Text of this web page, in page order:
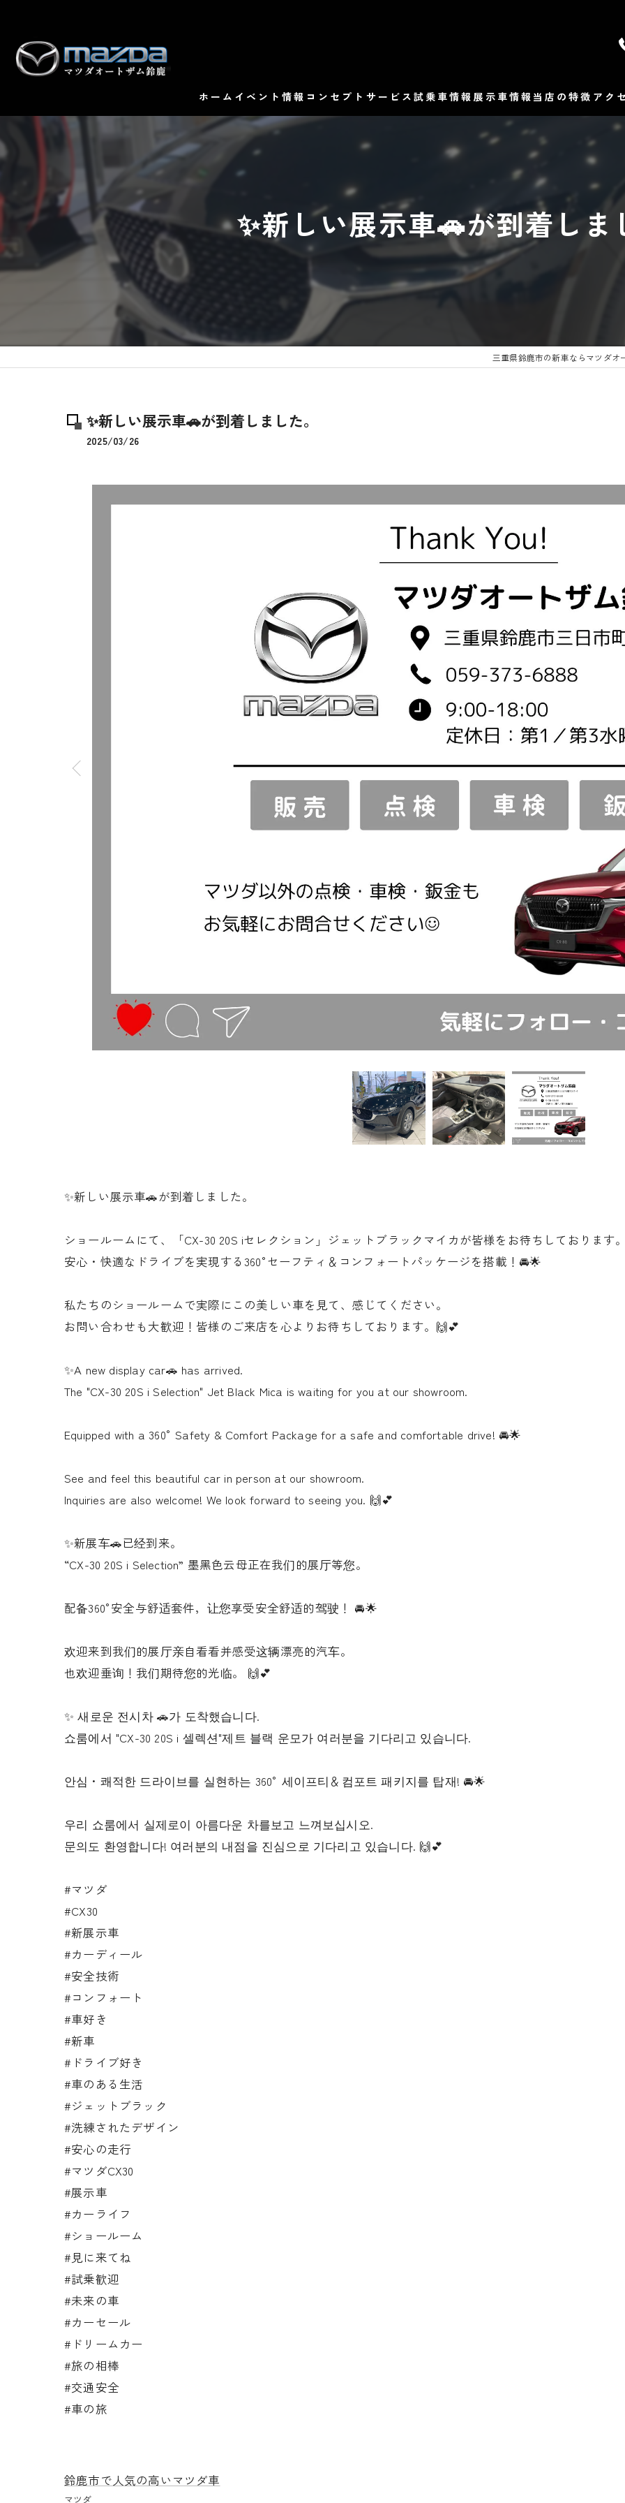
ホーム イベント情報 コンセプト サービス 試乗車情報 展示車情報 当店の特徴
マツダ
販売
修理
アク
✨新しい展示車🚗が到着しま
三重県鈴鹿市の新車ならマツダオ
✨新しい展示車🚗が到着しました。
2025/03/26
✨新しい展示車🚗が到着しました。
ショールームにて、「CX-30 20S iセレクション」ジェットブラックマイカが皆様をお待ちしております
安心・快適なドライブを実現する360°セーフティ＆コンフォートパッケージを搭載！🚘🌟
私たちのショールームで実際にこの美しい車を見て、感じてください。
お問い合わせも大歓迎！皆様のご来店を心よりお待ちしております。🙌💕
✨A new display car🚗 has arrived.
The "CX-30 20S i Selection" Jet Black Mica is waiting for you at our showroom.
Equipped with a 360° Safety & Comfort Package for a safe and comfortable drive! 🚘🌟
See and feel this beautiful car in person at our showroom.
Inquiries are also welcome! We look forward to seeing you. 🙌💕
✨新展车🚗已经到来。
“CX-30 20S i Selection” 墨黑色云母正在我们的展厅等您。
配备360°安全与舒适套件，让您享受安全舒适的驾驶！ 🚘🌟
欢迎来到我们的展厅亲自看看并感受这辆漂亮的汽车。
也欢迎垂询！我们期待您的光临。 🙌💕
✨ 새로운 전시차 🚗가 도착했습니다.
쇼룸에서 "CX-30 20S i 셀렉션"제트 블랙 운모가 여러분을 기다리고 있습니다.
안심・쾌적한 드라이브를 실현하는 360° 세이프티＆컴포트 패키지를 탑재! 🚘🌟
우리 쇼룸에서 실제로이 아름다운 차를보고 느껴보십시오.
문의도 환영합니다! 여러분의 내점을 진심으로 기다리고 있습니다. 🙌💕
#マツダ
#CX30
#新展示車
#カーディール
#安全技術
#コンフォート
#車好き
#新車
#ドライブ好き
#車のある生活
#ジェットブラック
#洗練されたデザイン
#安心の走行
#マツダCX30
#展示車
#カーライフ
#ショールーム
#見に来てね
#試乗歓迎
#未来の車
#カーセール
#ドリームカー
#旅の相棒
#交通安全
#車の旅
鈴鹿市で人気の高いマツダ車
マツダ